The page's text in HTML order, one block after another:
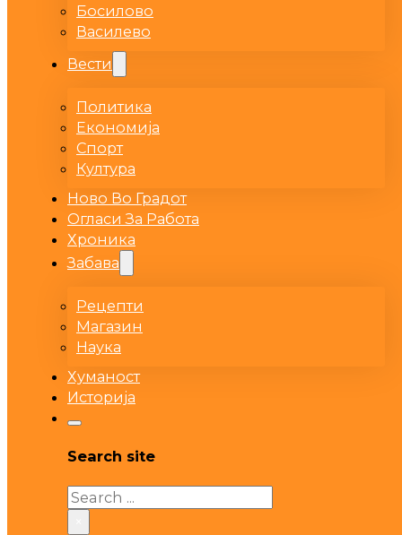
Босилово
Василево
Вести
Политика
Економија
Спорт
Култура
Ново Во Градот
Огласи За Работа
Хроника
Забава
Рецепти
Магазин
Наука
Хуманост
Историја
Search site
Search